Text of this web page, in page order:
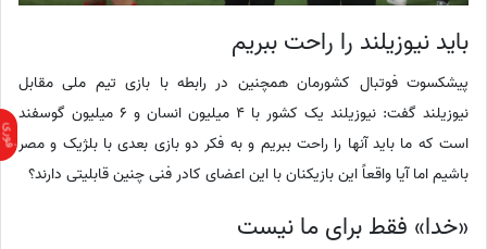
باید نیوزیلند را راحت ببریم
پیشکسوت فوتبال کشورمان همچنین در رابطه با بازی تیم ملی مقابل
نیوزیلند گفت: نیوزیلند یک کشور با 4 میلیون انسان و 6 میلیون گوسفند
است که ما باید آنها را راحت ببریم و به فکر دو بازی بعدی با بلژیک و مصر
باشیم اما آیا واقعاً این بازیکنان با این اعضای کادر فنی چنین قابلیتی دارند؟
«خدا» فقط برای ما نیست